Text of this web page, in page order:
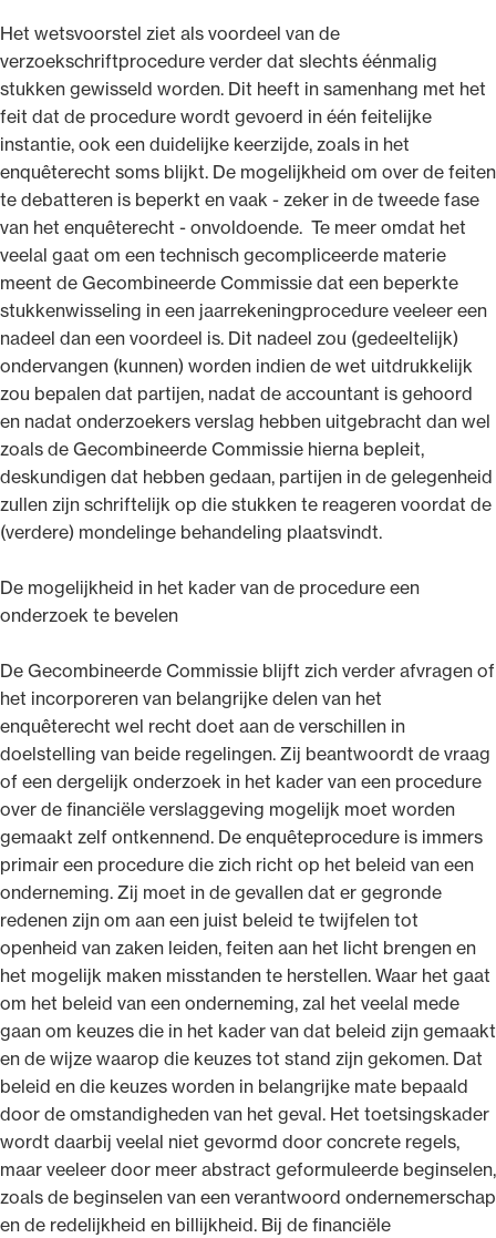
Het wetsvoorstel ziet als voordeel van de
verzoekschriftprocedure verder dat slechts éénmalig
stukken gewisseld worden. Dit heeft in samenhang met het
feit dat de procedure wordt gevoerd in één feitelijke
instantie, ook een duidelijke keerzijde, zoals in het
enquêterecht soms blijkt. De mogelijkheid om over de feiten
te debatteren is beperkt en vaak - zeker in de tweede fase
van het enquêterecht - onvoldoende. Te meer omdat het
veelal gaat om een technisch gecompliceerde materie
meent de Gecombineerde Commissie dat een beperkte
stukkenwisseling in een jaarrekeningprocedure veeleer een
nadeel dan een voordeel is. Dit nadeel zou (gedeeltelijk)
ondervangen (kunnen) worden indien de wet uitdrukkelijk
zou bepalen dat partijen, nadat de accountant is gehoord
en nadat onderzoekers verslag hebben uitgebracht dan wel
zoals de Gecombineerde Commissie hierna bepleit,
deskundigen dat hebben gedaan, partijen in de gelegenheid
zullen zijn schriftelijk op die stukken te reageren voordat de
(verdere) mondelinge behandeling plaatsvindt.
De mogelijkheid in het kader van de procedure een
onderzoek te bevelen
De Gecombineerde Commissie blijft zich verder afvragen of
het incorporeren van belangrijke delen van het
enquêterecht wel recht doet aan de verschillen in
doelstelling van beide regelingen. Zij beantwoordt de vraag
of een dergelijk onderzoek in het kader van een procedure
over de financiële verslaggeving mogelijk moet worden
gemaakt zelf ontkennend. De enquêteprocedure is immers
primair een procedure die zich richt op het beleid van een
onderneming. Zij moet in de gevallen dat er gegronde
redenen zijn om aan een juist beleid te twijfelen tot
openheid van zaken leiden, feiten aan het licht brengen en
het mogelijk maken misstanden te herstellen. Waar het gaat
om het beleid van een onderneming, zal het veelal mede
gaan om keuzes die in het kader van dat beleid zijn gemaakt
en de wijze waarop die keuzes tot stand zijn gekomen. Dat
beleid en die keuzes worden in belangrijke mate bepaald
door de omstandigheden van het geval. Het toetsingskader
wordt daarbij veelal niet gevormd door concrete regels,
maar veeleer door meer abstract geformuleerde beginselen,
zoals de beginselen van een verantwoord ondernemerschap
en de redelijkheid en billijkheid. Bij de financiële